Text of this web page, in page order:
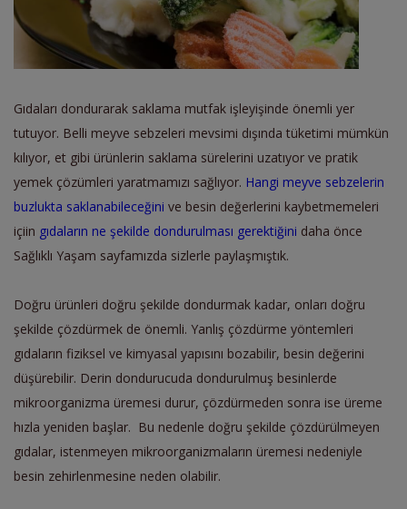
Gıdaları dondurarak saklama mutfak işleyişinde önemli yer
tutuyor. Belli meyve sebzeleri mevsimi dışında tüketimi mümkün
kılıyor, et gibi ürünlerin saklama sürelerini uzatıyor ve pratik
yemek çözümleri yaratmamızı sağlıyor. Hangi meyve sebzelerin
buzlukta saklanabileceğini ve besin değerlerini kaybetmemeleri
içiin gıdaların ne şekilde dondurulması gerektiğini daha önce
Sağlıklı Yaşam sayfamızda sizlerle paylaşmıştık.
Doğru ürünleri doğru şekilde dondurmak kadar, onları doğru
şekilde çözdürmek de önemli. Yanlış çözdürme yöntemleri
gıdaların fiziksel ve kimyasal yapısını bozabilir, besin değerini
düşürebilir. Derin dondurucuda dondurulmuş besinlerde
mikroorganizma üremesi durur, çözdürmeden sonra ise üreme
hızla yeniden başlar. Bu nedenle doğru şekilde çözdürülmeyen
gıdalar, istenmeyen mikroorganizmaların üremesi nedeniyle
besin zehirlenmesine neden olabilir.